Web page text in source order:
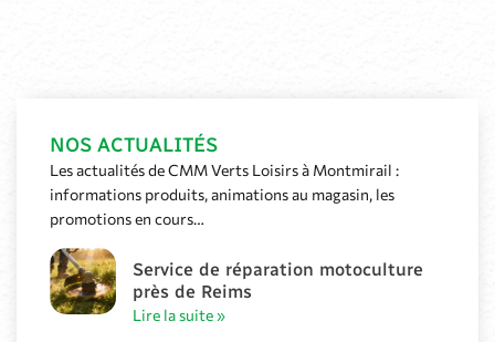
NOS ACTUALITÉS
Les actualités de CMM Verts Loisirs à Montmirail :
informations produits, animations au magasin, les
promotions en cours…
Service de réparation motoculture
près de Reims
Lire la suite »